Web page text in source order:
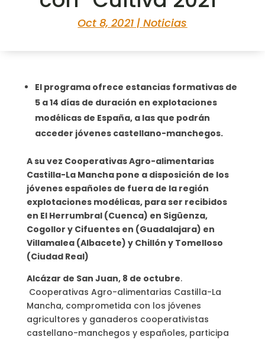
Oct 8, 2021 |Noticias
El programa ofrece estancias formativas de
5 a 14 días de duración en explotaciones
modélicas de España, a las que podrán
acceder jóvenes castellano-manchegos.
A su vez Cooperativas Agro-alimentarias
Castilla-La Mancha pone a disposición de los
jóvenes españoles de fuera de la región
explotaciones modélicas, para ser recibidos
en El Herrumbral (Cuenca) en Sigüenza,
Cogollor y Cifuentes en (Guadalajara) en
Villamalea (Albacete) y Chillón y Tomelloso
(Ciudad Real)
Alcázar de San Juan, 8 de octubre.
Cooperativas Agro-alimentarias Castilla-La
Mancha, comprometida con los jóvenes
agricultores y ganaderos cooperativistas
castellano-manchegos y españoles, participa